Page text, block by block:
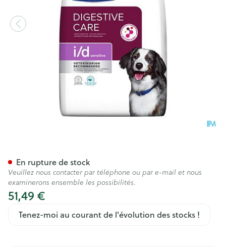
51,49 €
Tenez-moi au courant de l'évolution des stocks !
En rupture de stock
Veuillez nous contacter par téléphone ou par e-mail et nous
examinerons ensemble les possibilités.